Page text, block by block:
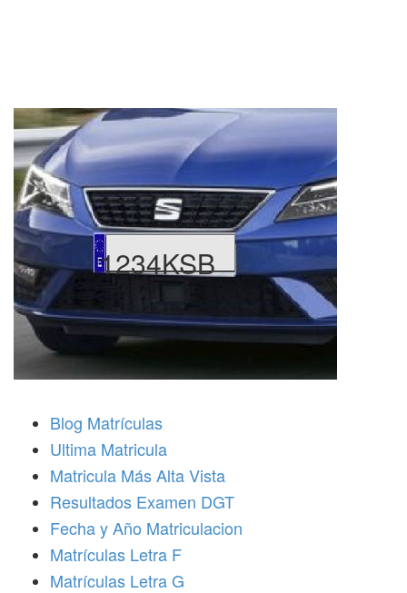
1234KSB
Blog Matrículas
Ultima Matricula
Matricula Más Alta Vista
Resultados Examen DGT
Fecha y Año Matriculacion
Matrículas Letra F
Matrículas Letra G